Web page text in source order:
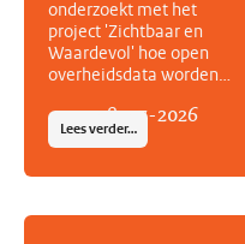
08-07-2026
onderzoekt met het
project 'Zichtbaar en
Waardevol' hoe open
overheidsdata worden
maatschappelijke waarde
zij opleveren en wat
Lees verder…